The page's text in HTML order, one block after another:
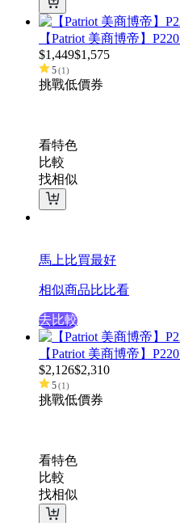
【Patriot 美商博帝】
$1,449$1,575
5(1)
挑戰低價券
看特色
比較
找相似
馬上比買最好
相似商品比比看
去比較
【Patriot 美商博帝】
$2,126$2,310
5(1)
挑戰低價券
看特色
比較
找相似